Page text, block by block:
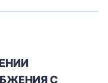
С